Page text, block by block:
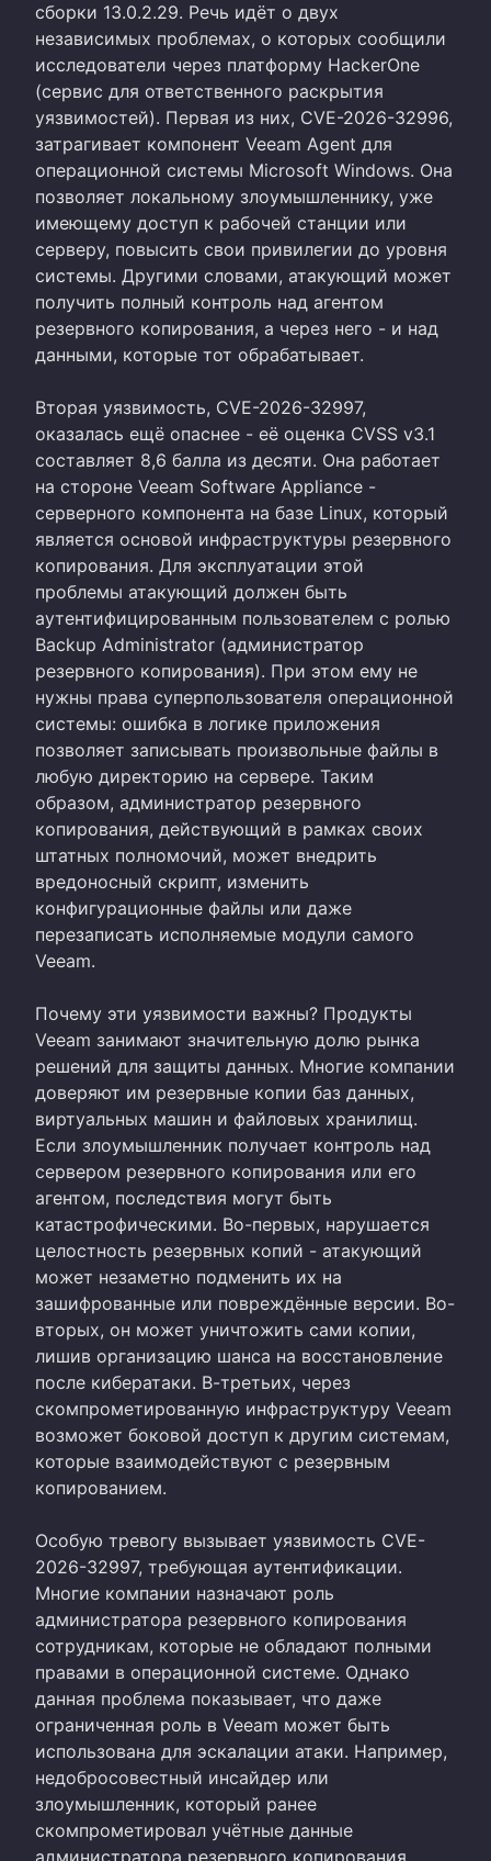
сборки 13.0.2.29. Речь идёт о двух
независимых проблемах, о которых сообщили
исследователи через платформу HackerOne
(сервис для ответственного раскрытия
уязвимостей). Первая из них, CVE-2026-32996,
затрагивает компонент Veeam Agent для
операционной системы Microsoft Windows. Она
позволяет локальному злоумышленнику, уже
имеющему доступ к рабочей станции или
серверу, повысить свои привилегии до уровня
системы. Другими словами, атакующий может
получить полный контроль над агентом
резервного копирования, а через него - и над
данными, которые тот обрабатывает.
Вторая уязвимость, CVE-2026-32997,
оказалась ещё опаснее - её оценка CVSS v3.1
составляет 8,6 балла из десяти. Она работает
на стороне Veeam Software Appliance -
серверного компонента на базе Linux, который
является основой инфраструктуры резервного
копирования. Для эксплуатации этой
проблемы атакующий должен быть
аутентифицированным пользователем с ролью
Backup Administrator (администратор
резервного копирования). При этом ему не
нужны права суперпользователя операционной
системы: ошибка в логике приложения
позволяет записывать произвольные файлы в
любую директорию на сервере. Таким
образом, администратор резервного
копирования, действующий в рамках своих
штатных полномочий, может внедрить
вредоносный скрипт, изменить
конфигурационные файлы или даже
перезаписать исполняемые модули самого
Veeam.
Почему эти уязвимости важны? Продукты
Veeam занимают значительную долю рынка
решений для защиты данных. Многие компании
доверяют им резервные копии баз данных,
виртуальных машин и файловых хранилищ.
Если злоумышленник получает контроль над
сервером резервного копирования или его
агентом, последствия могут быть
катастрофическими. Во-первых, нарушается
целостность резервных копий - атакующий
может незаметно подменить их на
зашифрованные или повреждённые версии. Во-
вторых, он может уничтожить сами копии,
лишив организацию шанса на восстановление
после кибератаки. В-третьих, через
скомпрометированную инфраструктуру Veeam
возможет боковой доступ к другим системам,
которые взаимодействуют с резервным
копированием.
Особую тревогу вызывает уязвимость CVE-
2026-32997, требующая аутентификации.
Многие компании назначают роль
администратора резервного копирования
сотрудникам, которые не обладают полными
правами в операционной системе. Однако
данная проблема показывает, что даже
ограниченная роль в Veeam может быть
использована для эскалации атаки. Например,
недобросовестный инсайдер или
злоумышленник, который ранее
скомпрометировал учётные данные